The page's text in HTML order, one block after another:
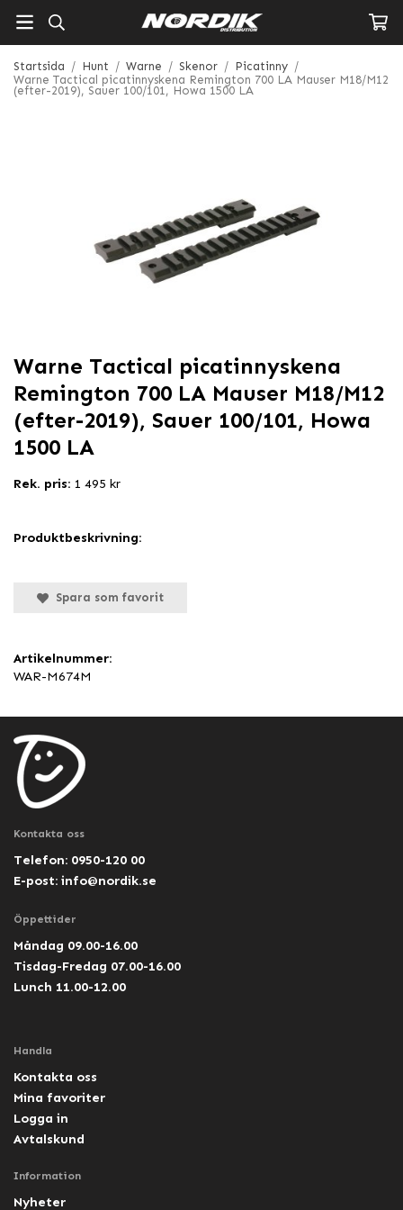
Startsida / Hunt / Warne / Skenor / Picatinny /
Warne Tactical picatinnyskena Remington 700 LA Mauser M18/M12
(efter-2019), Sauer 100/101, Howa 1500 LA
Warne Tactical picatinnyskena
Remington 700 LA Mauser M18/M12
(efter-2019), Sauer 100/101, Howa
1500 LA
Rek. pris: 1 495 kr
Produktbeskrivning:
Spara som favorit
Artikelnummer:
WAR-M674M
Kontakta oss
Telefon: 0950-120 00
E-post: info@nordik.se
Öppettider
Måndag 09.00-16.00
Tisdag-Fredag 07.00-16.00
Lunch 11.00-12.00
Handla
Kontakta oss
Mina favoriter
Logga in
Avtalskund
Information
Nyheter